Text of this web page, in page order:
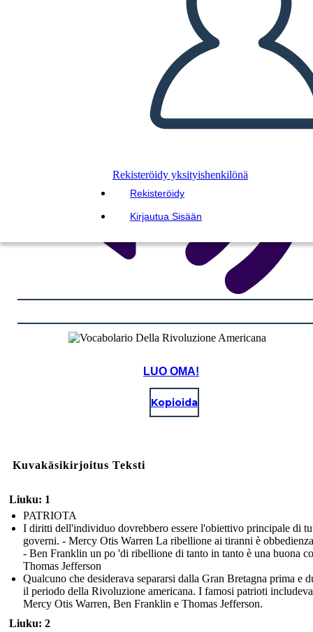
Rekisteröidy yksityishenkilönä
Rekisteröidy
Kirjautua Sisään
LUE MINULLE
LUO OMA!
Kopioida
Kuvakäsikirjoitus Teksti
Liuku: 1
PATRIOTA
I diritti dell'individuo dovrebbero essere l'obiettivo principale di
governi. - Mercy Otis Warren La ribellione ai tiranni è
- Ben Franklin un po 'di ribellione di tanto in tanto è una buona
Thomas Jefferson
Qualcuno che desiderava separarsi dalla Gran Bretagna prima e
il periodo della Rivoluzione americana. I famosi patrioti
Mercy Otis Warren, Ben Franklin e Thomas Jefferson.
Liuku: 2